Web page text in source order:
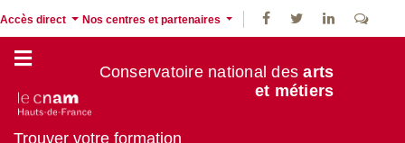
Accès direct Nos centres et partenaires
Conservatoire national desarts
et métiers
Trouver votre formation